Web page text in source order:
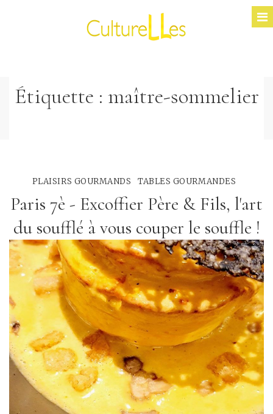
Étiquette : maître-sommelier
PLAISIRS GOURMANDS TABLES GOURMANDES
Paris 7è - Excoffier Père & Fils, l'art
du soufflé à vous couper le souffle !